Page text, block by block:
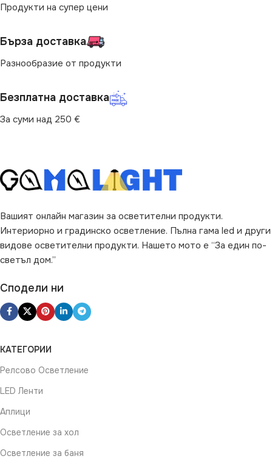
IP20
МОЩНОСТ (W) 0.7
за Стена за Стълби
ВИД LED
ФОРМА Квадрат
Продукти на супер цени
Бърза доставка
Разнообразие от продукти
Безплатна доставка
За суми над 250 €
Вашият онлайн магазин за осветителни продукти.
Интериорно и градинско осветление. Пълна гама led и други
видове осветителни продукти. Нашето мото е “За един по-
светъл дом.”
Сподели ни
КАТЕГОРИИ
Релсово Осветление
LED Ленти
Аплици
Осветление за хол
Осветление за баня